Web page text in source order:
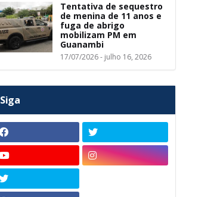
Tentativa de sequestro
de menina de 11 anos e
fuga de abrigo
mobilizam PM em
Guanambi
17/07/2026 - julho 16, 2026
Siga